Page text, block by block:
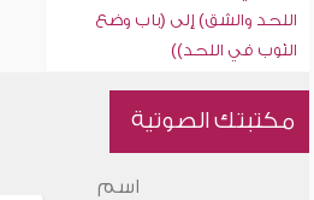
اللحد والشق) إلى (باب وضع
الثوب في اللحد))
مكتبتك الصوتية
اسم